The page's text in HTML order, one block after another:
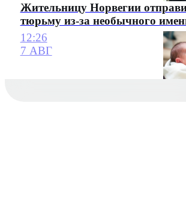
Жительницу Норвегии
тюрьму из-за необычного
12:26
7 АВГ